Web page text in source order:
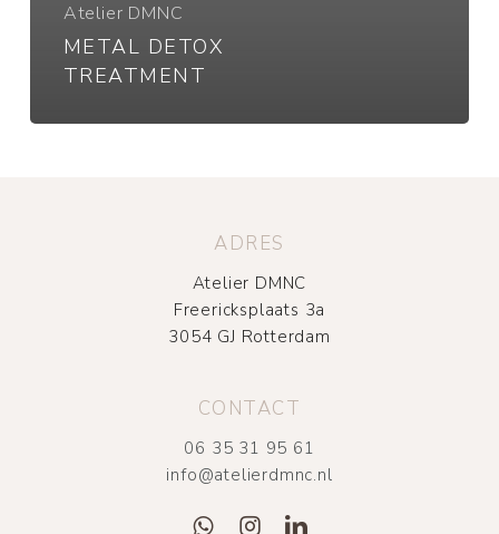
Atelier DMNC
METAL DETOX
TREATMENT
ADRES
Atelier DMNC
Freericksplaats 3a
3054 GJ Rotterdam
CONTACT
06 35 31 95 61
info@atelierdmnc.nl